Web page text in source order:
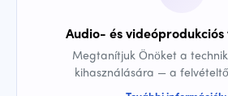
Audio- és videóprodukciós
Megtanítjuk Önöket a
kihasználására — a